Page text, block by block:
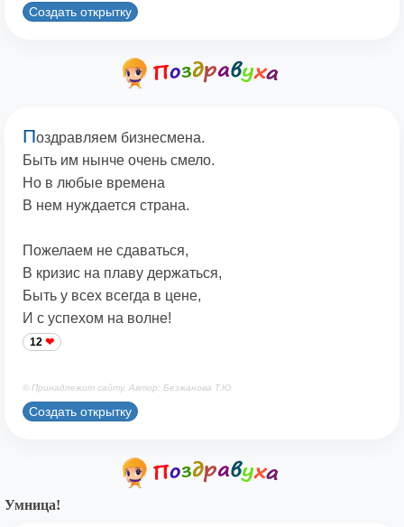
Создать открытку
Поздравляем бизнесмена.
Быть им нынче очень смело.
Но в любые времена
В нем нуждается страна.
Пожелаем не сдаваться,
В кризис на плаву держаться,
Быть у всех всегда в цене,
И с успехом на волне!
12
© Принадлежит сайту. Автор: Безжанова Т.Ю.
Создать открытку
Умница!